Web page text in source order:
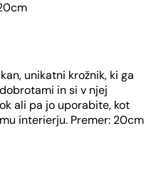
unikatni krožnik, ki ga
in si v njej
ali pa jo uporabite, kot
interierju. Premer: 20cm